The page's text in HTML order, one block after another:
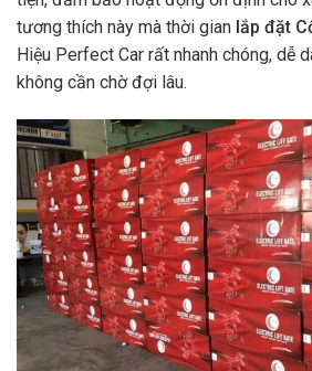
tương thích này mà thời gian lắp đặt
Hiệu Perfect Car rất nhanh chóng, dễ
không cần chờ đợi lâu.